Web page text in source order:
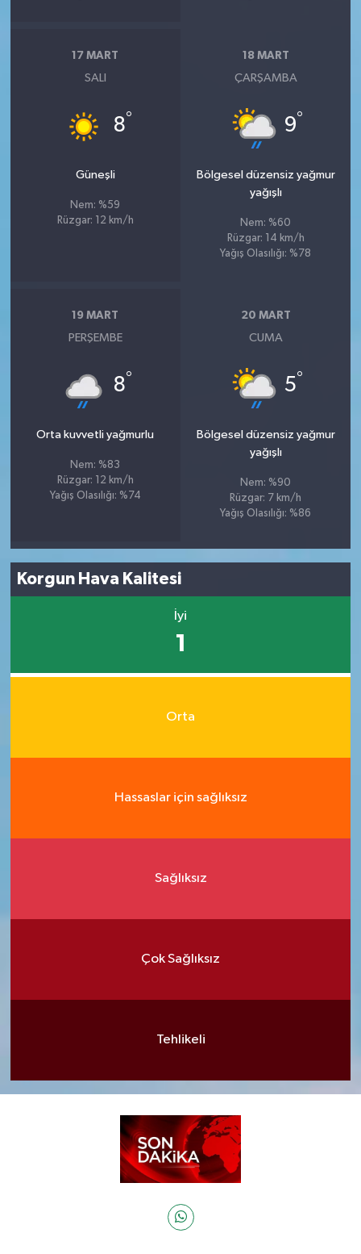
17 MART
SALI
8°
Güneşli
Nem: %59
Rüzgar: 12 km/h
18 MART
ÇARŞAMBA
9°
Bölgesel düzensiz yağmur
yağışlı
Nem: %60
Rüzgar: 14 km/h
Yağış Olasılığı: %78
19 MART
PERŞEMBE
8°
Orta kuvvetli yağmurlu
Nem: %83
Rüzgar: 12 km/h
Yağış Olasılığı: %74
20 MART
CUMA
5°
Bölgesel düzensiz yağmur
yağışlı
Nem: %90
Rüzgar: 7 km/h
Yağış Olasılığı: %86
Korgun Hava Kalitesi
İyi
1
Orta
Hassaslar için sağlıksız
Sağlıksız
Çok Sağlıksız
Tehlikeli